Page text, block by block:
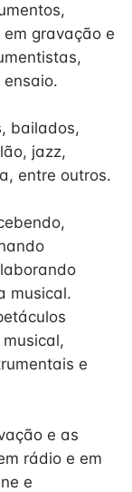
gravação e
bailados,
jazz,
entre outros.
musical.
e
e as
rádio e em
e